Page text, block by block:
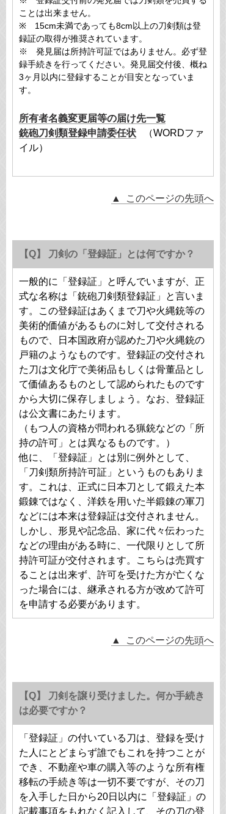
ことは出来ません。
※ 15cm未満であっても8cm以上の刀剣類は登
録証の取得が推奨されています。
※ 発見届は所持許可証ではありません。必ず登
録手続きを行ってください。発見届交付後、概ね
3ヶ月以内に登録することが目安となっていま
す。
所有者名義変更届等の届け先一覧
銃砲刀剣類登録申請委任状 （WORDファ
イル）
▲ このページの先頭へ
【Q】 刀剣の「登録証」とは何ですか？
一般的に「登録証」と呼んでいますが、正
式な名称は「銃砲刀剣類登録証」と言いま
す。この登録証はあくまで刀や火縄銃等の
美術的価値があるものに対して交付される
もので、日本国政府が認めた刀や火縄銃の
戸籍のようなものです。登録証の交付され
た刀は文化庁で美術品もしくは骨董品とし
て価値あるものとして認められたものです
から大切に保存しましょう。なお、登録証
は公文書にあたります。
（もつ人の資格が問われる猟銃などの「所
持の許可」とは異なるものです。）
他に、「登録証」とは別に例外として、
「刀剣類所持許可証」というものもありま
す。これは、正式に日本刀として鍛えた本
鍛錬ではなく、洋鉄を用いた半鍛錬の軍刀
などには本来は登録証は交付されません。
しかし、形見や記念品、家に代々伝わった
などの理由がある時に、一代限りとして所
持許可証が交付されます。こちらは売買す
ることは出来ず、許可を受けた方が亡くな
った場合には、継承される方が改めて許可
を申請する必要があります。
▲ このページの先頭へ
【Q】 刀剣を譲り受けました。何か手続き
は必要ですか？
「登録証」の付いている刀は、登録を受け
た人にとどまらず誰でもこれを持つことが
でき、不動産や車の購入等のような所有権
移転の手続き等は一切不要ですが、その刀
を入手した日から20日以内に「登録証」の
記載事項をもれなく記入して、その刀の登